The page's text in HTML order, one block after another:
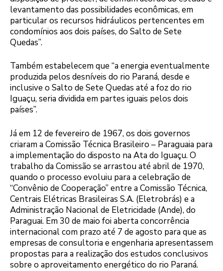
levantamento das possibilidades econômicas, em
particular os recursos hidráulicos pertencentes em
condomínios aos dois países, do Salto de Sete
Quedas”.
Também estabelecem que “a energia eventualmente
produzida pelos desníveis do rio Paraná, desde e
inclusive o Salto de Sete Quedas até a foz do rio
Iguaçu, seria dividida em partes iguais pelos dois
países”.
Já em 12 de fevereiro de 1967, os dois governos
criaram a Comissão Técnica Brasileiro – Paraguaia para
a implementação do disposto na Ata do Iguaçu. O
trabalho da Comissão se arrastou até abril de 1970,
quando o processo evoluiu para a celebração de
“Convênio de Cooperação” entre a Comissão Técnica,
Centrais Elétricas Brasileiras S.A. (Eletrobrás) e a
Administração Nacional de Eletricidade (Ande), do
Paraguai. Em 30 de maio foi aberta concorrência
internacional com prazo até 7 de agosto para que as
empresas de consultoria e engenharia apresentassem
propostas para a realização dos estudos conclusivos
sobre o aproveitamento energético do rio Paraná.